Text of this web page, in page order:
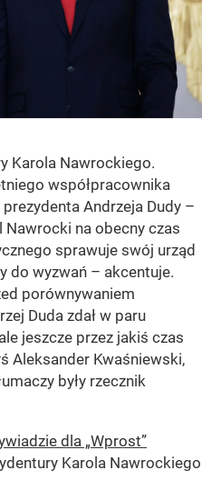
Karola Nawrockiego.
współpracownika
Andrzeja Dudy –
na obecny czas
sprawuje swój urząd
do wyzwań – akcentuje.
porównywaniem
Duda zdał w paru
jeszcze przez jakiś czas
Aleksander Kwaśniewski,
były rzecznik
dla „Wprost”
Karola Nawrockiego